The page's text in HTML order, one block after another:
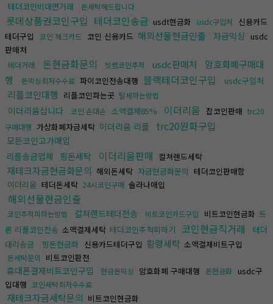
테더코인비대면거래 돈세탁해드립니다
롯데상품권코인구입 테더코인송금 usdt현금화 usdc구입처
신용카드
테더구입
코인 체크카드 코인 신용카드 해외선물현금인출 자금믹싱
usdc
판매처
테더거래 돈현금화문의 빗썸코인추적 usdc판매처
암호화폐구매대
행
돈믹싱최저수수료 파이코인전송대행 블랙테더코인구입 usdc구입처
리플코인대행 리플코인파는곳 탈세하는방법
이더리움삽니다 코인 손대손 소액결제85% 이더리움 잡코인판매 trc20
구매대행 가상화폐자금세탁 이더리움 리플 trc20원화구입
모든코인고가매입
리플송금업체
핑돈세탁 이더리움판매 컬쳐랜드세탁
재테크자금현금화문의 해외돈세탁 자금현금화문의 테더코인판매함
이더리움 테더돈세탁 24시코인구매 솔라나매입
해외선물현금인출
코인추적피하는방법 컬쳐랜드테더전송 비트코인카드구입 비트코인현금화 트
론 리플코인전송 소액결제세탁 테더코인추척피하기 코인현금직거래
테더
대리송금
핑돈현금화 신용카드테더구입 횡령세탁 소액결제비트구입
돈세탁문의 비트코인환전
휴대폰결제비트코인구입 현금돈믹싱 암호화폐 구매대행 돈현금화
usdc구
입대행 코인세탁최저수수료
재테크자금세탁문의 비트코인현금화